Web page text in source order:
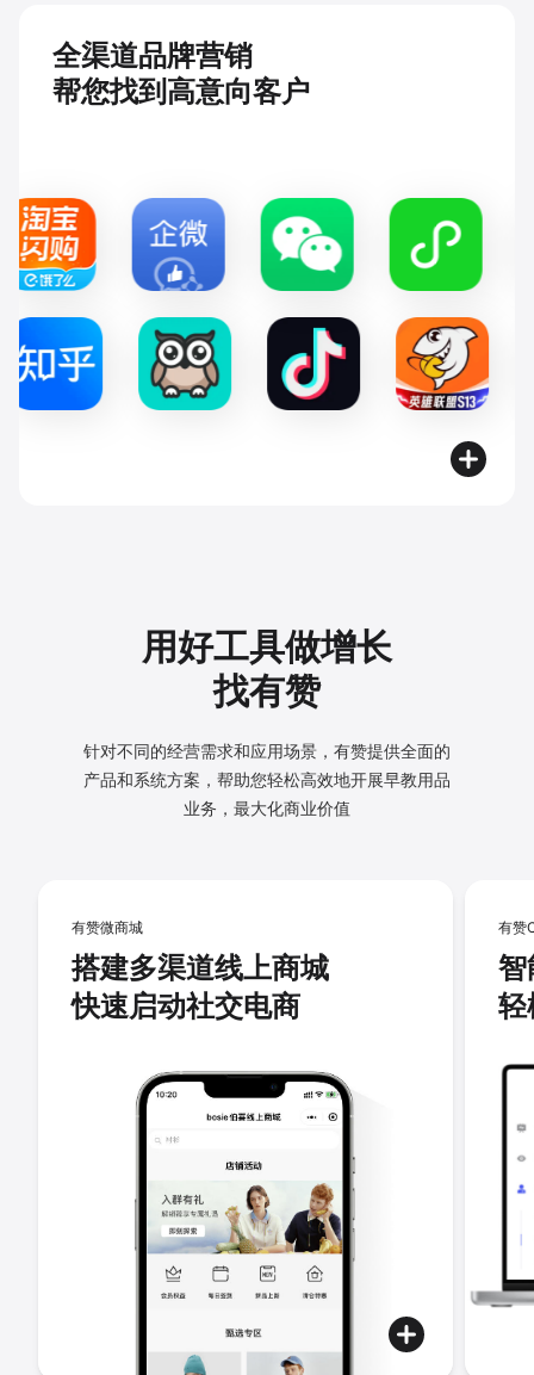
全渠道品牌营销
帮您找到高意向客户
用好工具做增长
找有赞
针对不同的经营需求和应用场景，有赞提供全面的
产品和系统方案， 帮助您轻松高效地开展早教用品
业务，最大化商业价值
有赞微商城
搭建多渠道线上商城
快速启动社交电商
有赞
智
轻